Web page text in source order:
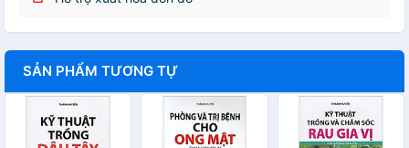
SẢN PHẨM TƯƠNG TỰ